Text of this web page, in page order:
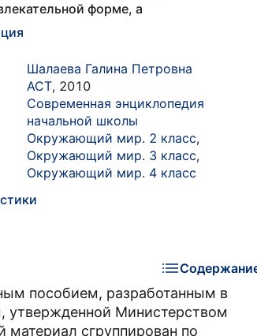
форме, а
Шалаева Галина Петровна
АСТ, 2010
Современная энциклопедия
начальной школы
Окружающий мир. 2 класс,
Окружающий мир. 3 класс,
Окружающий мир. 4 класс
пособием, разработанным в
утвержденной Министерством
сгруппирован по